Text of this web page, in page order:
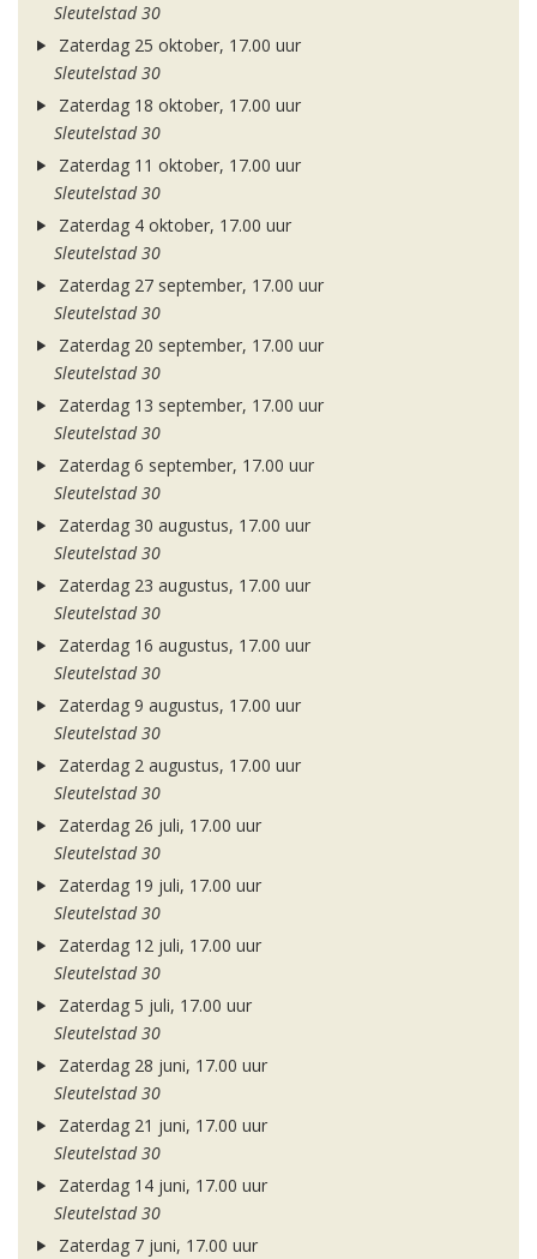
Sleutelstad 30
Zaterdag 25 oktober, 17.00 uur
Sleutelstad 30
Zaterdag 18 oktober, 17.00 uur
Sleutelstad 30
Zaterdag 11 oktober, 17.00 uur
Sleutelstad 30
Zaterdag 4 oktober, 17.00 uur
Sleutelstad 30
Zaterdag 27 september, 17.00 uur
Sleutelstad 30
Zaterdag 20 september, 17.00 uur
Sleutelstad 30
Zaterdag 13 september, 17.00 uur
Sleutelstad 30
Zaterdag 6 september, 17.00 uur
Sleutelstad 30
Zaterdag 30 augustus, 17.00 uur
Sleutelstad 30
Zaterdag 23 augustus, 17.00 uur
Sleutelstad 30
Zaterdag 16 augustus, 17.00 uur
Sleutelstad 30
Zaterdag 9 augustus, 17.00 uur
Sleutelstad 30
Zaterdag 2 augustus, 17.00 uur
Sleutelstad 30
Zaterdag 26 juli, 17.00 uur
Sleutelstad 30
Zaterdag 19 juli, 17.00 uur
Sleutelstad 30
Zaterdag 12 juli, 17.00 uur
Sleutelstad 30
Zaterdag 5 juli, 17.00 uur
Sleutelstad 30
Zaterdag 28 juni, 17.00 uur
Sleutelstad 30
Zaterdag 21 juni, 17.00 uur
Sleutelstad 30
Zaterdag 14 juni, 17.00 uur
Sleutelstad 30
Zaterdag 7 juni, 17.00 uur